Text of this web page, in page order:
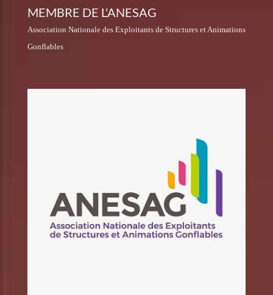
MEMBRE DE L'ANESAG
Association Nationale des Exploitants de Structures et Animations
Gonflables